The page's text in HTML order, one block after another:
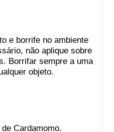
e borrife no ambiente
não aplique sobre
Borrifar sempre a uma
objeto.
Cardamomo.